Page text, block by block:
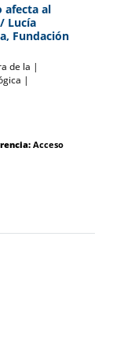
afecta al
/ Lucía
Fundación
de la |
|
Acceso